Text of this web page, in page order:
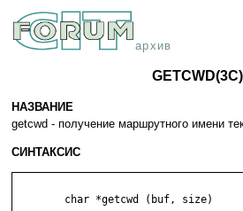
архив
GETCWD(3C)
НАЗВАНИЕ
getcwd - получение маршрутного имени
СИНТАКСИС